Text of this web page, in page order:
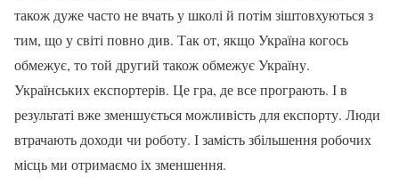
також дуже часто не вчать у школі й потім зіштовхуються з
тим, що у світі повно див. Так от, якщо Україна когось
обмежує, то той другий також обмежує Україну.
Українських експортерів. Це гра, де все програють. І в
результаті вже зменшується можливість для експорту. Люди
втрачають доходи чи роботу. І замість збільшення робочих
місць ми отримаємо іх зменшення.